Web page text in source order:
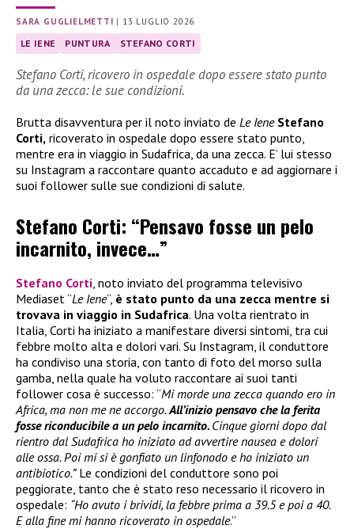
SARA GUGLIELMETTI | 13 LUGLIO 2026
LE IENE PUNTURA STEFANO CORTI
Stefano Corti, ricovero in ospedale dopo essere stato punto
da una zecca: le sue condizioni.
Brutta disavventura per il noto inviato de Le Iene Stefano
Corti, ricoverato in ospedale dopo essere stato punto,
mentre era in viaggio in Sudafrica, da una zecca. E’ lui stesso
su Instagram a raccontare quanto accaduto e ad aggiornare i
suoi follower sulle sue condizioni di salute.
Stefano Corti: “Pensavo fosse un pelo
incarnito, invece…”
Stefano Corti , noto inviato del programma televisivo
Mediaset “Le Iene“, è stato punto da una zecca mentre si
trovava in viaggio in Sudafrica. Una volta rientrato in
Italia, Corti ha iniziato a manifestare diversi sintomi, tra cui
febbre molto alta e dolori vari. Su Instagram, il conduttore
ha condiviso una storia, con tanto di foto del morso sulla
gamba, nella quale ha voluto raccontare ai suoi tanti
follower cosa è successo: “Mi morde una zecca quando ero in
Africa, ma non me ne accorgo.All’inizio pensavo che la ferita
fosse riconducibile a un pelo incarnito. Cinque giorni dopo dal
rientro dal Sudafrica ho iniziato ad avvertire nausea e dolori
alle ossa. Poi mi si è gonfiato un linfonodo e ho iniziato un
antibiotico.”Le condizioni del conduttore sono poi
peggiorate, tanto che è stato reso necessario il ricovero in
ospedale: “Ho avuto i brividi, la febbre prima a 39.5 e poi a 40.
E alla fine mi hanno ricoverato in ospedale.”